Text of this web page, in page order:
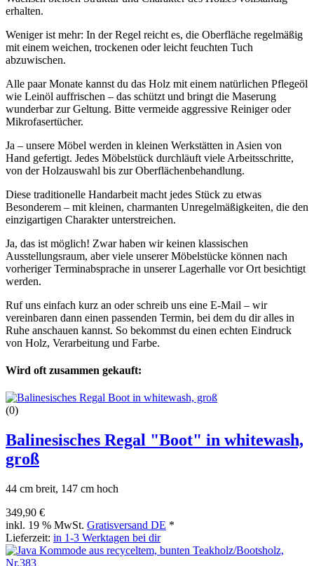
erhalten.
Weniger ist mehr: In der Regel reicht es, die Oberfläche regelmäßig
mit einem weichen, trockenen oder leicht feuchten Tuch
abzuwischen.
Alle paar Monate kannst du das Holz mit einem natürlichen Pflegeöl
wie Leinöl auffrischen – das schützt und bringt die Maserung
wunderbar zur Geltung. Bitte vermeide aggressive Reiniger oder
Mikrofasertücher.
Ja – unsere Möbel werden in kleinen Werkstätten in Asien von
Hand gefertigt. Jedes Möbelstück durchläuft viele Arbeitsschritte,
von der Holzauswahl bis zur Oberflächenbehandlung.
Diese traditionelle Handarbeit macht jedes Stück zu etwas
Besonderem – mit kleinen, charmanten Unregelmäßigkeiten, die den
einzigartigen Charakter unterstreichen.
Ja, das ist möglich! Zwar haben wir keinen klassischen
Ausstellungsraum, aber viele unserer Möbelstücke können nach
vorheriger Terminabsprache in unserer Lagerhalle vor Ort besichtigt
werden.
Ruf uns einfach kurz an oder schreib uns eine E-Mail – wir
vereinbaren dann einen passenden Termin, bei dem du dir alles in
Ruhe anschauen kannst. So bekommst du einen echten Eindruck
von Holz, Verarbeitung und Farbe.
Wird oft zusammen gekauft:
(0)
Balinesisches Regal "Boot" in whitewash,
groß
44 cm breit, 147 cm hoch
349,90 €
inkl. 19 % MwSt. Gratisversand DE *
Lieferzeit: in 1-3 Werktagen bei dir